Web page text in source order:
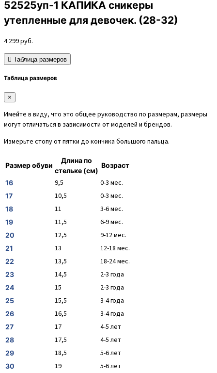
52525уп-1 КАПИКА сникеры
утепленные для девочек. (28-32)
4 299руб.
Таблица размеров
Таблица размеров
×
Имейте в виду, что это общее руководство по размерам, размеры
могут отличаться в зависимости от моделей и брендов.
Измерьте стопу от пятки до кончика большого пальца.
Размер обуви
Длина по
стельке (см)
Возраст
16 9,5 0-3 мес.
17 10,5 0-3 мес.
18 11 3-6 мес.
19 11,5 6-9 мес.
20 12,5 9-12 мес.
21 13 12-18 мес.
22 13,5 18-24 мес.
23 14,5 2-3 года
24 15 2-3 года
25 15,5 3-4 года
26 16,5 3-4 года
27 17 4-5 лет
28 17,5 4-5 лет
29 18,5 5-6 лет
30 19 5-6 лет